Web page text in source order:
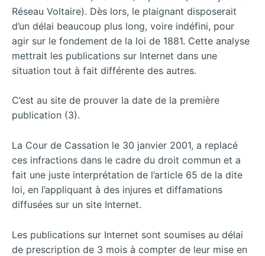
Réseau Voltaire). Dès lors, le plaignant disposerait
d’un délai beaucoup plus long, voire indéfini, pour
agir sur le fondement de la loi de 1881. Cette analyse
mettrait les publications sur Internet dans une
situation tout à fait différente des autres.
C’est au site de prouver la date de la première
publication (3).
La Cour de Cassation le 30 janvier 2001, a replacé
ces infractions dans le cadre du droit commun et a
fait une juste interprétation de l’article 65 de la dite
loi, en l’appliquant à des injures et diffamations
diffusées sur un site Internet.
Les publications sur Internet sont soumises au délai
de prescription de 3 mois à compter de leur mise en